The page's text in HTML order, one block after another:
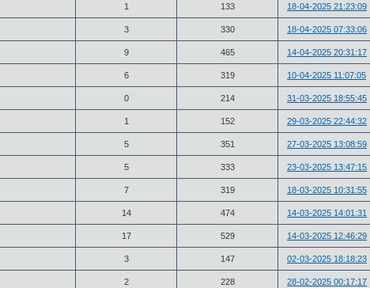
1 133 18-04-2025 21:23:09
3 330 18-04-2025 07:33:06
9 465 14-04-2025 20:31:17
6 319 10-04-2025 11:07:05
0 214 31-03-2025 18:55:45
1 152 29-03-2025 22:44:32
5 351 27-03-2025 13:08:59
5 333 23-03-2025 13:47:15
7 319 18-03-2025 10:31:55
14 474 14-03-2025 14:01:31
17 529 14-03-2025 12:46:29
3 147 02-03-2025 18:18:23
2 228 28-02-2025 00:17:17